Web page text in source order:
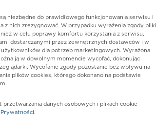
tabl. powl.
niezbędne do prawidłowego funkcjonowania serwisu i
z nich zrezygnować. W przypadku wyrażenia zgody pliki
w celu poprawy komfortu korzystania z serwisu,
dostarczanymi przez zewnętrznych dostawców i w
dla potrzeb marketingowych. Wyrażona
ją w dowolnym momencie wycofać, dokonując
Wycofanie zgody pozostanie bez wpływu na
plików cookies, którego dokonano na podstawie
przetwarzania danych osobowych i plikach cookie
.